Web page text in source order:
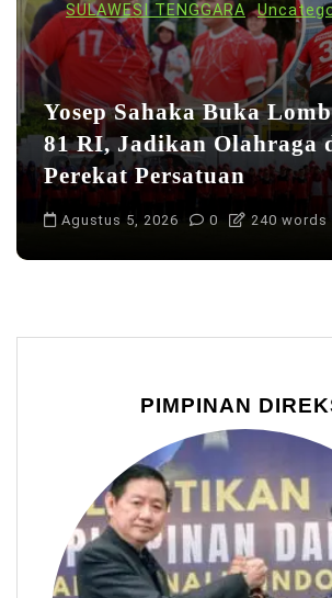
SULAWESI TENGGARA
Yosep Sahaka Buka
81 RI, Jadikan Olahraga
Perekat Persatuan
Agustus 5, 2026 0 240 words
PIMPINAN